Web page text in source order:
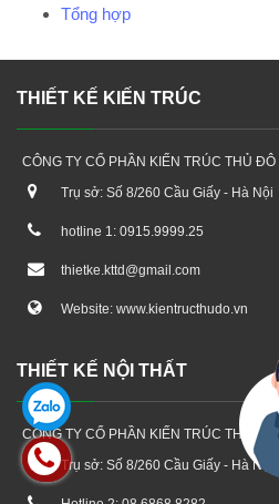
Tổng hợp
THIẾT KẾ KIẾN TRÚC
CÔNG TY CỔ PHẦN KIẾN TRÚC THỦ ĐÔ
Trụ sở: Số 8/260 Cầu Giấy - Hà Nội
hotline 1: 0915.9999.25
thietke.kttd@gmail.com
Website: www.kientructhudo.vn
THIẾT KẾ NỘI THẤT
CÔNG TY CỔ PHẦN KIẾN TRÚC THỦ ĐÔ
Trụ sở: Số 8/260 Cầu Giấy - Hà Nội